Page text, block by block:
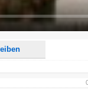
erscheinen.
Kommentare erscheinen.